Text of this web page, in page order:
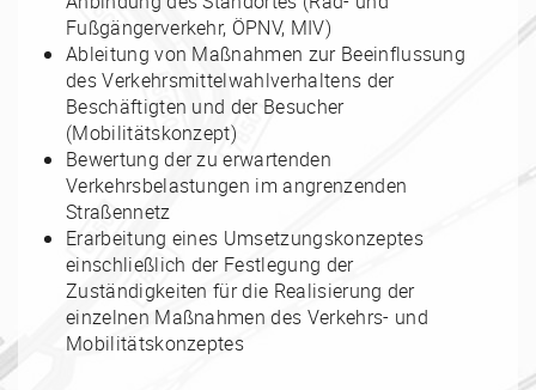
Fußgängerverkehr, ÖPNV, MIV)
Ableitung von Maßnahmen zur Beeinflussung
des Verkehrsmittelwahlverhaltens der
Beschäftigten und der Besucher
(Mobilitätskonzept)
Bewertung der zu erwartenden
Verkehrsbelastungen im angrenzenden
Straßennetz
Erarbeitung eines Umsetzungskonzeptes
einschließlich der Festlegung der
Zuständigkeiten für die Realisierung der
einzelnen Maßnahmen des Verkehrs- und
Mobilitätskonzeptes